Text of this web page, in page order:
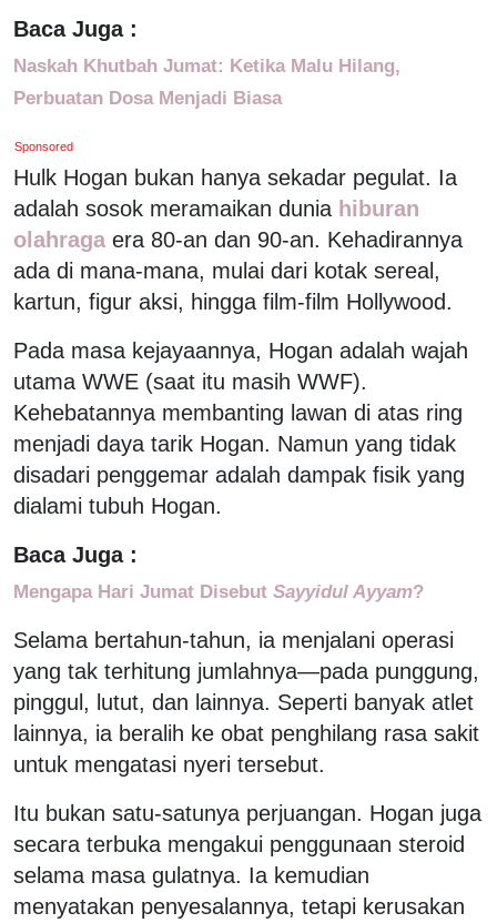
Baca Juga :
Naskah Khutbah Jumat: Ketika Malu Hilang,
Perbuatan Dosa Menjadi Biasa
Sponsored
Hulk Hogan bukan hanya sekadar pegulat. Ia
adalah sosok meramaikan dunia hiburan
olahraga era 80-an dan 90-an. Kehadirannya
ada di mana-mana, mulai dari kotak sereal,
kartun, figur aksi, hingga film-film Hollywood.
Pada masa kejayaannya, Hogan adalah wajah
utama WWE (saat itu masih WWF).
Kehebatannya membanting lawan di atas ring
menjadi daya tarik Hogan. Namun yang tidak
disadari penggemar adalah dampak fisik yang
dialami tubuh Hogan.
Baca Juga :
Mengapa Hari Jumat Disebut Sayyidul Ayyam?
Selama bertahun-tahun, ia menjalani operasi
yang tak terhitung jumlahnya—pada punggung,
pinggul, lutut, dan lainnya. Seperti banyak atlet
lainnya, ia beralih ke obat penghilang rasa sakit
untuk mengatasi nyeri tersebut.
Itu bukan satu-satunya perjuangan. Hogan juga
secara terbuka mengakui penggunaan steroid
selama masa gulatnya. Ia kemudian
menyatakan penyesalannya, tetapi kerusakan